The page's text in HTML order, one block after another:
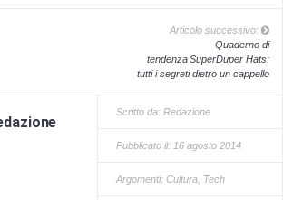
Articolo successivo:
Quaderno di
tendenza SuperDuper Hats:
tutti i segreti dietro un cappello
Scritto da: Redazione
Pubblicato il: 16 agosto 2014
Argomenti: Cultura, Tech